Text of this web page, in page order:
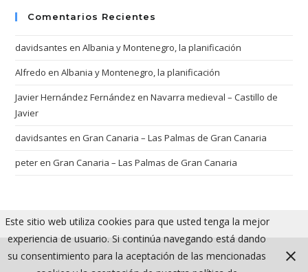
Comentarios Recientes
davidsantes enAlbania y Montenegro, la planificación
Alfredo enAlbania y Montenegro, la planificación
Javier Hernández Fernández enNavarra medieval – Castillo de
Javier
davidsantes enGran Canaria – Las Palmas de Gran Canaria
peterenGran Canaria – Las Palmas de Gran Canaria
Este sitio web utiliza cookies para que usted tenga la mejor
experiencia de usuario. Si continúa navegando está dando
su consentimiento para la aceptación de las mencionadas